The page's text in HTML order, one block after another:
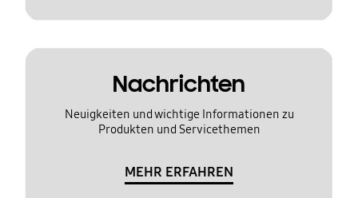
Nachrichten
Neuigkeiten und wichtige Informationen zu
Produkten und Servicethemen
MEHR ERFAHREN